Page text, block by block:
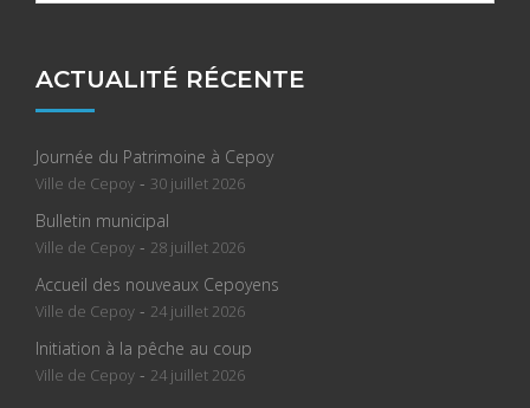
ACTUALITÉ RÉCENTE
Journée du Patrimoine à Cepoy
Ville de Cepoy - 30 juillet 2026
Bulletin municipal
Ville de Cepoy - 28 juillet 2026
Accueil des nouveaux Cepoyens
Ville de Cepoy - 24 juillet 2026
Initiation à la pêche au coup
Ville de Cepoy - 24 juillet 2026